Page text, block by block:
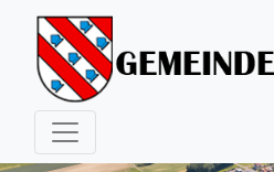
Hauptnavigation